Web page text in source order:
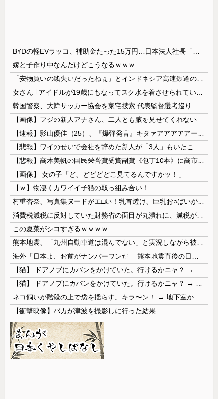
嫁と子作り中なんだけどこうなるｗｗｗ
韓国警察、大韓サッカー協会を家宅捜索 代表監督選考巡り
【画像】フジの新人アナさん、二人とも腋を見せてくれない
【画像】 女の子「ど、どどどどこ見てるんですかッ！」
【ｗ】物凄くカワイイ子猫の取っ組み合い！
この夏菜がシコすぎるｗｗｗｗ
【衝撃映像】バカが津波を撮影しに行った結果…